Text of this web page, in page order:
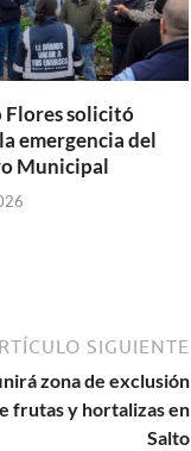
Flores solicitó
emergencia del
Municipal
SIGUIENTE
zona de exclusión
frutas y hortalizas en
Salto